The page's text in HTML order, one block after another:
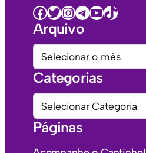
Facebook Twitter InstagramTelegramYoutube TikTok
Arquivo
A
r
q
u
v
Categorias
C
a
t
e
Páginas